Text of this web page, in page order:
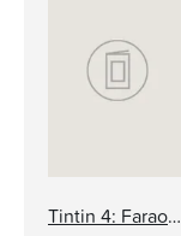
Tintin 4: Faraos cigarrer